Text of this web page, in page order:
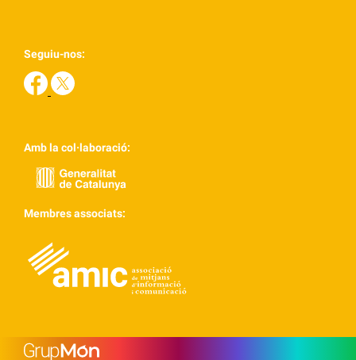
Seguiu-nos:
Amb la col·laboració:
Membres associats: